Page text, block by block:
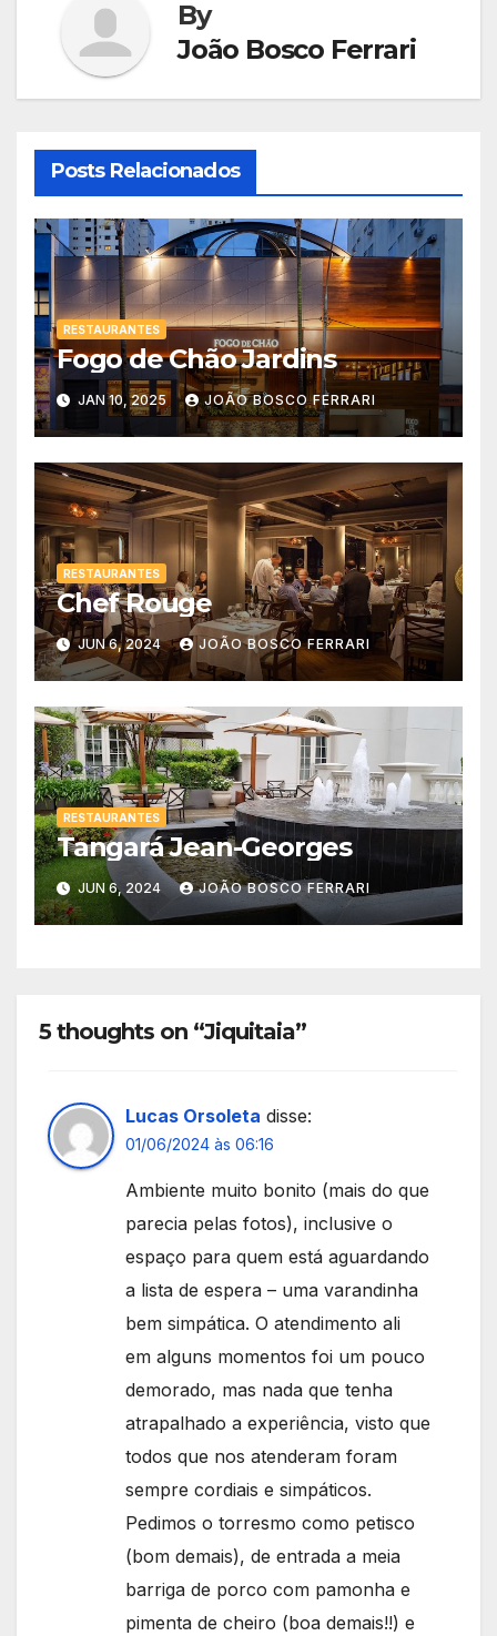
By
João Bosco Ferrari
Posts Relacionados
RESTAURANTES
Fogo de Chão Jardins
JAN 10, 2025 JOÃO BOSCO FERRARI
RESTAURANTES
Chef Rouge
JUN 6, 2024 JOÃO BOSCO FERRARI
RESTAURANTES
Tangará Jean-Georges
JUN 6, 2024 JOÃO BOSCO FERRARI
5 thoughts on “Jiquitaia”
Lucas Orsoleta disse:
01/06/2024 às 06:16
Ambiente muito bonito (mais do que
parecia pelas fotos), inclusive o
espaço para quem está aguardando
a lista de espera – uma varandinha
bem simpática. O atendimento ali
em alguns momentos foi um pouco
demorado, mas nada que tenha
atrapalhado a experiência, visto que
todos que nos atenderam foram
sempre cordiais e simpáticos.
Pedimos o torresmo como petisco
(bom demais), de entrada a meia
barriga de porco com pamonha e
pimenta de cheiro (boa demais!!) e